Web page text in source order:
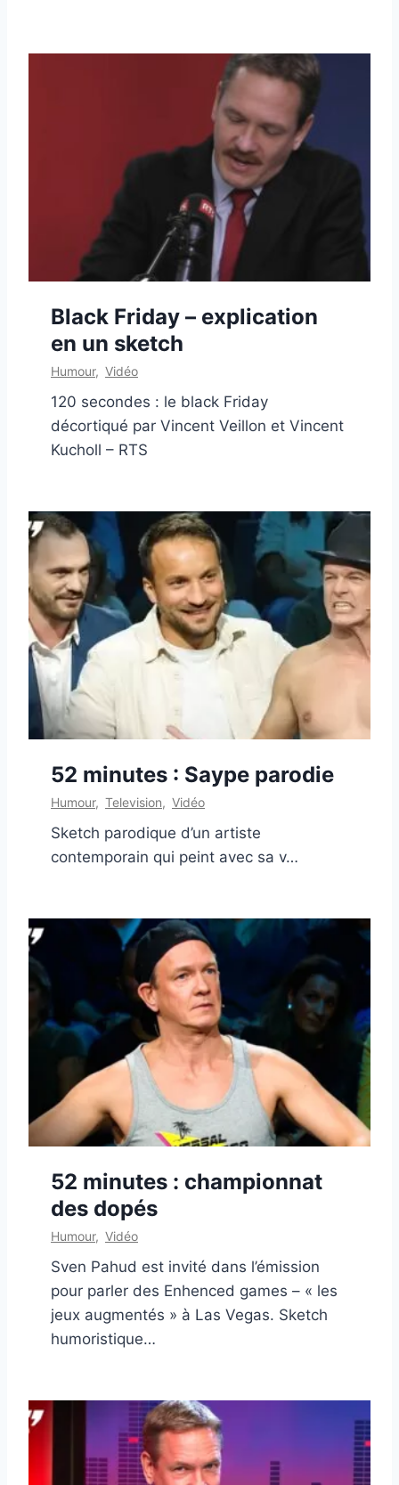
Black Friday – explication
en un sketch
Humour, Vidéo
120 secondes : le black Friday
décortiqué par Vincent Veillon et Vincent
Kucholl – RTS
52 minutes : Saype parodie
Humour, Television, Vidéo
Sketch parodique d’un artiste
contemporain qui peint avec sa v…
52 minutes : championnat
des dopés
Humour, Vidéo
Sven Pahud est invité dans l’émission
pour parler des Enhenced games – « les
jeux augmentés » à Las Vegas. Sketch
humoristique…